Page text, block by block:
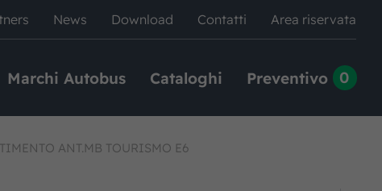
News Download Contatti Area riservata
Marchi Autobus Cataloghi Preventivo 0
ANT.MB TOURISMO E6